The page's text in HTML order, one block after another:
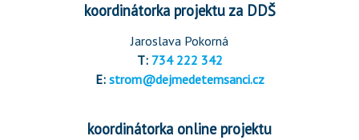
koordinátorka projektu za DDŠ
Jaroslava Pokorná
T: 734 222 342
E: strom@dejmedetemsanci.cz
koordinátorka online projektu